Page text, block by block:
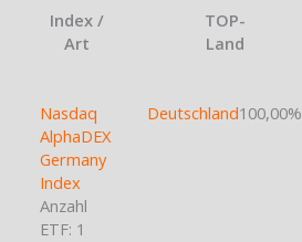
Index /
Art
TOP-
Land
Nasdaq
AlphaDEX
Germany
Index
Anzahl
ETF: 1
Deutschland100,00%